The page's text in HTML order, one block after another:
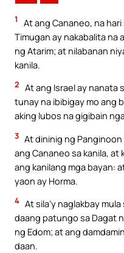
1
At ang Cananeo, na
Timugan ay nakabalita na
ng Atarim; at nilabanan
kanila.
2 At ang Israel ay nanata
tunay na ibibigay mo ang
aking lubos na gigibain
3 At dininig ng
ang Cananeo sa kanila, at
ang kanilang mga bayan:
yaon ay Horma.
4 At sila’y naglakbay
daang patungo sa Dagat
ng Edom; at ang
daan.